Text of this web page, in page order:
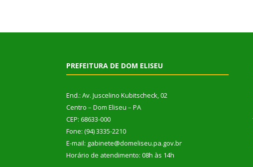
PREFEITURA DE DOM ELISEU
End.: Av. Juscelino Kubitscheck, 02
Centro – Dom Eliseu – PA
CEP: 68633-000
Fone: (94) 3335-2210
E-mail: gabinete@domeliseu.pa.gov.br
Horário de atendimento: 08h às 14h